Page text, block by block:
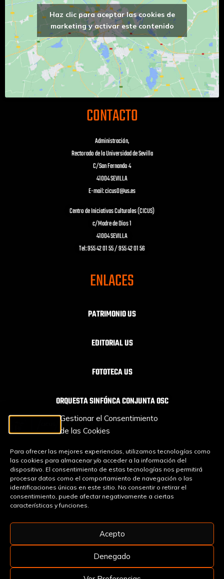
Gestionar el Consentimiento
de las Cookies
Para ofrecer las mejores experiencias, utilizamos tecnologías como
las cookies para almacenar y/o acceder a la información del
dispositivo. El consentimiento de estas tecnologías nos permitirá
procesar datos como el comportamiento de navegación o las
identificaciones únicas en este sitio. No consentir o retirar el
consentimiento, puede afectar negativamente a ciertas
características y funciones.
Acepto
Denegado
Haz clic para aceptar las cookies de
marketing y activar este contenido
CONTACTO
Administración,
Rectorado de la Universidad de Sevilla
C/San Fernando 4
41004 SEVILLA
E-mail: cicus0@us.es
Centro de Iniciativas Culturales (CICUS)
c/Madre de Dios 1
41004 SEVILLA
Tel: 955 42 01 55 / 955 42 01 56
ENLACES
PATRIMONIO US
EDITORIAL US
FOTOTECA US
ORQUESTA SINFÓNCA CONJUNTA OSC
TEXTOS LEGALES
AVISO LEGAL
PROTECCIÓN DE DATOS
POLÍTICA DE COOKIES